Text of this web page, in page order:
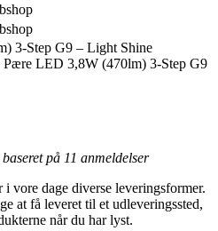
3-Step G9 – Light Shine
LED 3,8W (470lm) 3-Step G9
på 11 anmeldelser
i vore dage diverse leveringsformer.
at få leveret til et udleveringssted,
når du har lyst.